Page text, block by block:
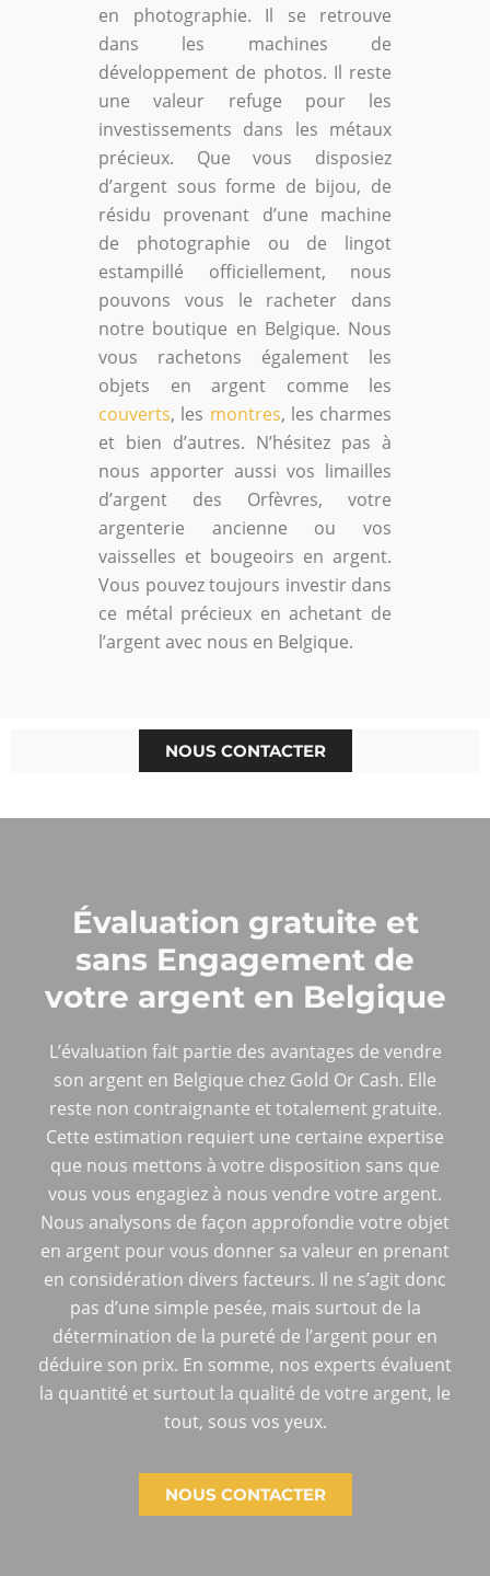
en photographie. Il se retrouve
dans les machines de
développement de photos. Il reste
une valeur refuge pour les
investissements dans les métaux
précieux. Que vous disposiez
d’argent sous forme de bijou, de
résidu provenant d’une machine
de photographie ou de lingot
estampillé officiellement, nous
pouvons vous le racheter dans
notre boutique en Belgique. Nous
vous rachetons également les
objets en argent comme les
couverts, les montres, les charmes
et bien d’autres. N’hésitez pas à
nous apporter aussi vos limailles
d’argent des Orfèvres, votre
argenterie ancienne ou vos
vaisselles et bougeoirs en argent.
Vous pouvez toujours investir dans
ce métal précieux en achetant de
l’argent avec nous en Belgique.
NOUS CONTACTER
Évaluation gratuite et
sans Engagement de
votre argent en Belgique
L’évaluation fait partie des avantages de vendre
son argent en Belgique chez Gold Or Cash. Elle
reste non contraignante et totalement gratuite.
Cette estimation requiert une certaine expertise
que nous mettons à votre disposition sans que
vous vous engagiez à nous vendre votre argent.
Nous analysons de façon approfondie votre objet
en argent pour vous donner sa valeur en prenant
en considération divers facteurs. Il ne s’agit donc
pas d’une simple pesée, mais surtout de la
détermination de la pureté de l’argent pour en
déduire son prix. En somme, nos experts évaluent
la quantité et surtout la qualité de votre argent, le
tout, sous vos yeux.
NOUS CONTACTER